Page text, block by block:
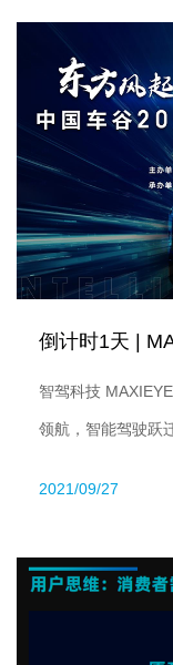
智驾科技
领航，智能驾驶跃
2021/09/27